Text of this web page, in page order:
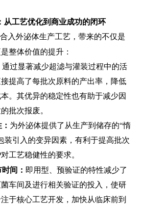
从工艺优化到商业成功的闭环
入外泌体生产工艺，带来的不仅是
整体价值的提升：
通过显著减少超滤与灌装过程中的活
提高了每批次原料的产出率，降低
。其优异的稳定性也有助于减少因
批次报废。
为外泌体提供了从生产到储存的“惰
装引入的变异因素，有利于提高批次
对工艺稳健性的要求。
间： 即用型、预验证的特性减少了
车间及进行相关验证的投入，使研
于核心工艺开发，加快从临床前到